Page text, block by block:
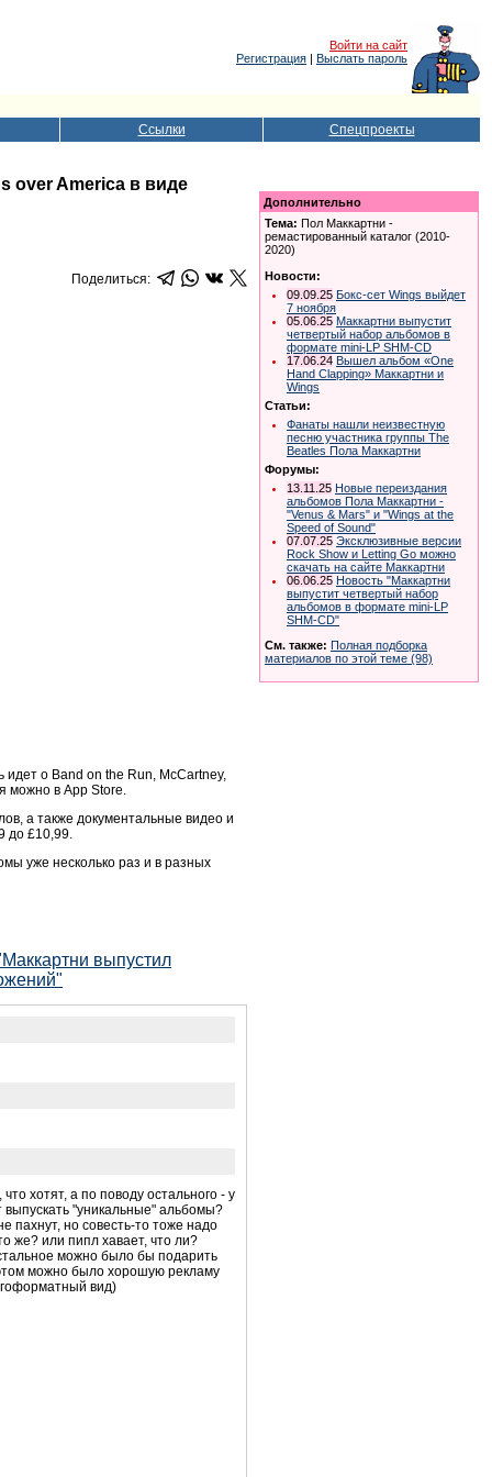
Войти на сайт
Регистрация | Выслать пароль
Ссылки Спецпроекты
over America в виде
Поделиться:
идет о Band on the Run, McCartney,
можно в App Store.
а также документальные видео и
до £10,99.
уже несколько раз и в разных
выпустил
хотят, а по поводу остального - у
"уникальные" альбомы?
пахнут, но совесть-то тоже надо
же? или пипл хавает, что ли?
можно было бы подарить
можно было хорошую рекламу
вид)
Дополнительно
Тема: Пол Маккартни -
ремастированный каталог (2010-
2020)
Новости:
09.09.25 Бокс-сет Wings выйдет
7 ноября
05.06.25 Маккартни выпустит
четвертый набор альбомов в
формате mini-LP SHM-CD
17.06.24 Вышел альбом «One
Hand Clapping» Маккартни и
Wings
Статьи:
Фанаты нашли неизвестную
песню участника группы The
Beatles Пола Маккартни
Форумы:
13.11.25 Новые переиздания
альбомов Пола Маккартни -
"Venus & Mars" и "Wings at the
Speed of Sound"
07.07.25 Эксклюзивные версии
Rock Show и Letting Go можно
скачать на сайте Маккартни
06.06.25 Новость "Маккартни
выпустит четвертый набор
альбомов в формате mini-LP
SHM-CD"
См. также: Полная подборка
материалов по этой теме (98)